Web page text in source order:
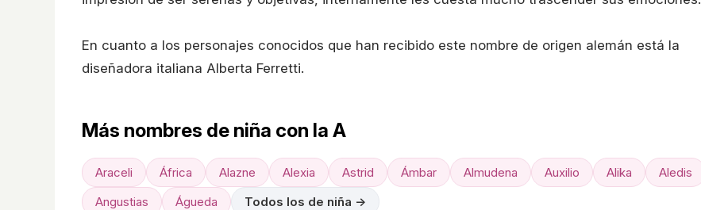
En cuanto a los personajes conocidos que han recibido este nombre de origen alemán está la
diseñadora italiana Alberta Ferretti.
Más nombres de niña con la A
Araceli África Alazne Alexia Astrid Ámbar Almudena Auxilio Alika
Aledis
Angustias
Águeda Todos los de niña →